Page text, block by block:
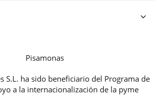
Y COOKIES
S.L. ha sido beneficiario del Programa de
a la internacionalización de la pyme